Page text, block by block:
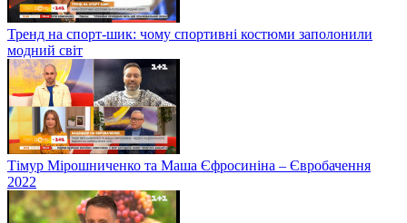
Тренд на спорт-шик: чому спортивні костюми заполонили
модний світ
Тімур Мірошниченко та Маша Єфросиніна – Євробачення
2022